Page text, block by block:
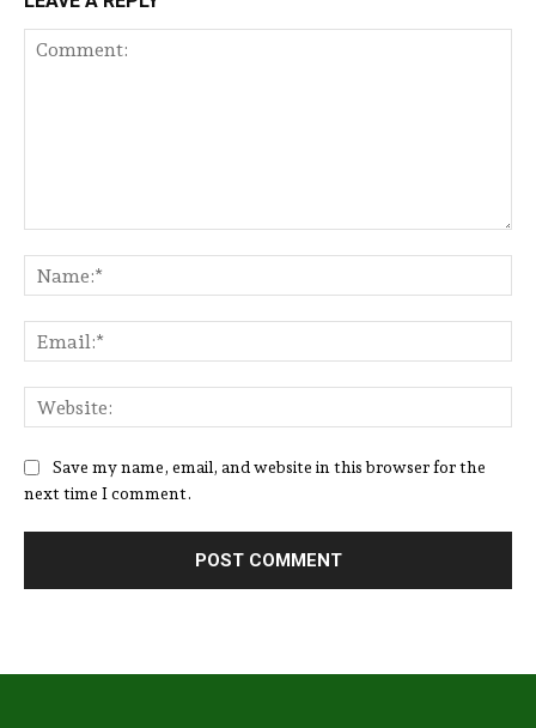
Save my name, email, and website in this browser for the
next time I comment.